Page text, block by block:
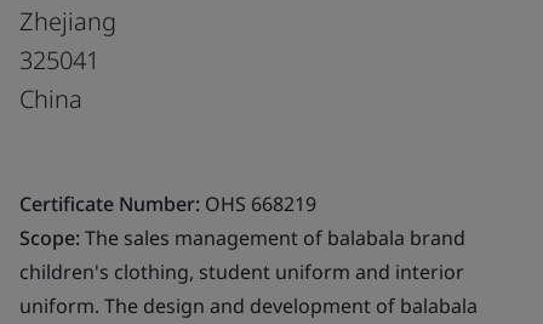
Zhejiang
325041
China
Certificate Number: OHS 668219
Scope:The sales management of balabala brand
children's clothing, student uniform and interior
uniform. The design and development of balabala